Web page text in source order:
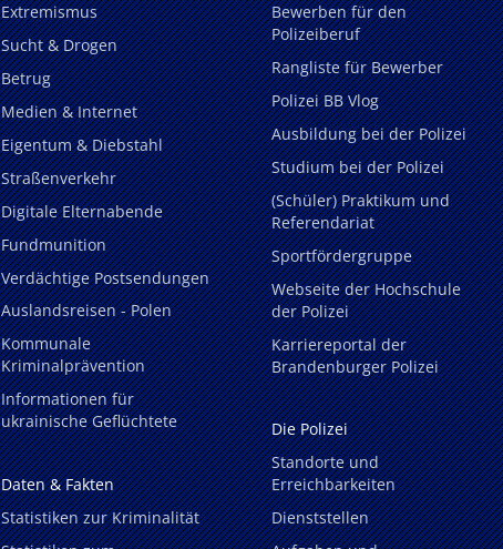
Extremismus
Sucht & Drogen
Betrug
Medien & Internet
Eigentum & Diebstahl
Straßenverkehr
Digitale Elternabende
Fundmunition
Verdächtige Postsendungen
Auslandsreisen - Polen
Kommunale
Kriminalprävention
Informationen für
ukrainische Geflüchtete
Daten & Fakten
Statistiken zur Kriminalität
Bewerben für den
Polizeiberuf
Rangliste für Bewerber
Polizei BB Vlog
Ausbildung bei der Polizei
Studium bei der Polizei
(Schüler) Praktikum und
Referendariat
Sportfördergruppe
Webseite der Hochschule
der Polizei
Karriereportal der
Brandenburger Polizei
Die Polizei
Standorte und
Erreichbarkeiten
Dienststellen